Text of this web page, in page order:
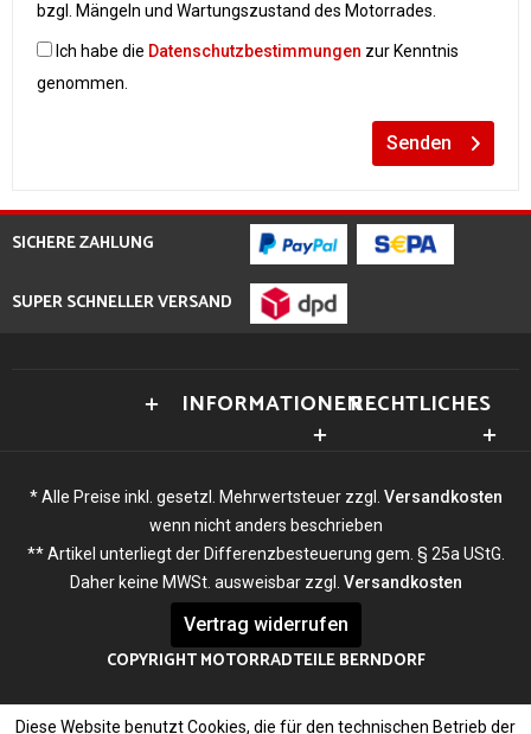
bzgl. Mängeln und Wartungszustand des Motorrades.
Ich habe die Datenschutzbestimmungen zur Kenntnis
genommen.
Senden
SICHERE ZAHLUNG
SUPER SCHNELLER VERSAND
INFORMATIONENRECHTLICHES
* Alle Preise inkl. gesetzl. Mehrwertsteuer zzgl. Versandkosten
wenn nicht anders beschrieben
** Artikel unterliegt der Differenzbesteuerung gem. § 25a UStG.
Daher keine MWSt. ausweisbar zzgl. Versandkosten
Vertrag widerrufen
COPYRIGHT MOTORRADTEILE BERNDORF
Diese Website benutzt Cookies, die für den technischen Betrieb der